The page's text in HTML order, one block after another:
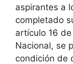
aspirantes a
completado
artículo 16
Nacional, se
condición de